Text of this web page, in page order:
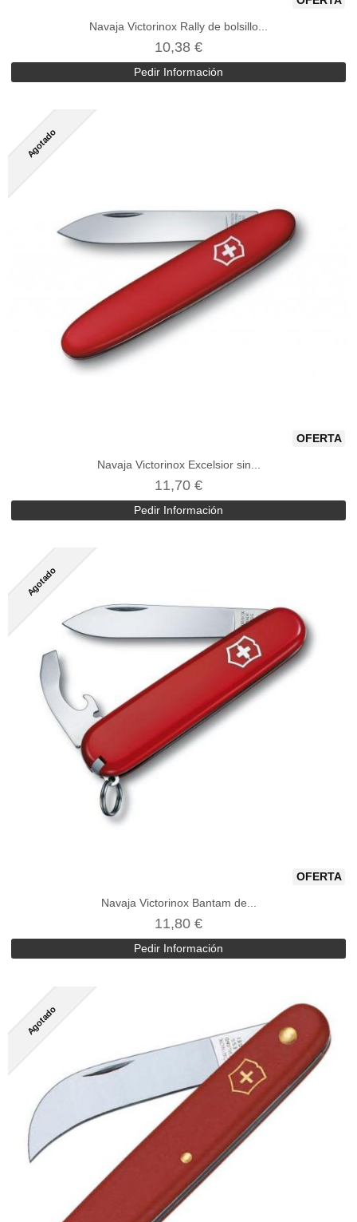
Navaja Victorinox Rally de bolsillo...
10,38 €
Pedir Información
Agotado
OFERTA
Navaja Victorinox Excelsior sin...
11,70 €
Pedir Información
Agotado
OFERTA
Navaja Victorinox Bantam de...
11,80 €
Pedir Información
Agotado